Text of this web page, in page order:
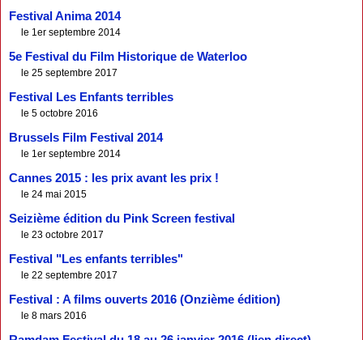
Festival Anima 2014
le 1er septembre 2014
5e Festival du Film Historique de Waterloo
le 25 septembre 2017
Festival Les Enfants terribles
le 5 octobre 2016
Brussels Film Festival 2014
le 1er septembre 2014
Cannes 2015 : les prix avant les prix !
le 24 mai 2015
Seizième édition du Pink Screen festival
le 23 octobre 2017
Festival "Les enfants terribles"
le 22 septembre 2017
Festival : A films ouverts 2016 (Onzième édition)
le 8 mars 2016